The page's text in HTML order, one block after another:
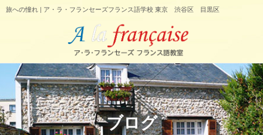
旅への憧れ | ア・ラ・フランセーズフランス語学校 東京 渋谷区 目黒区
ブログ